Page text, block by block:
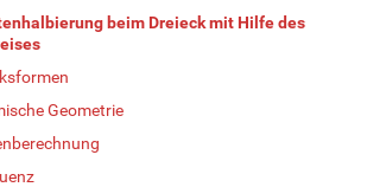
beim Dreieck mit Hilfe des
Geometrie